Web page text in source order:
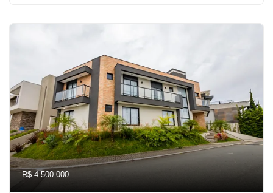
R$ 4.500.000